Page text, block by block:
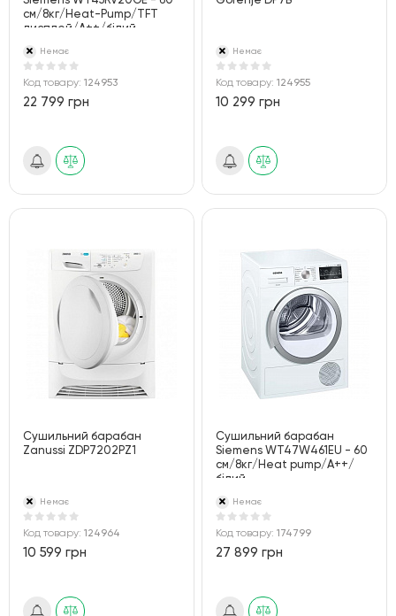
см/8кг/Heat-Pump/TFT
дисплей/А++/білий
Немає
Код товару: 124953
22 799 грн
Немає
Код товару:124955
10 299 грн
Сушильний барабан
Zanussi ZDP7202PZ1
Немає
Код товару: 124964
10 599 грн
Сушильний барабан
Siemens WT47W461EU - 60
см/8кг/Heat pump/А++/
білий
Немає
Код товару:174799
27 899 грн